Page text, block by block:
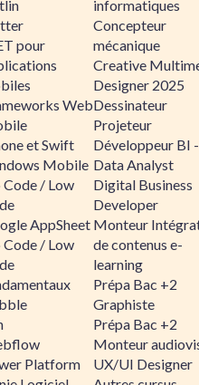
pour
Web
et Swift
Mobile
/ Low
AppSheet
/ Low
Platform
informatiques
Concepteur
mécanique
Creative
Designer 2025
Dessinateur
Projeteur
Développeur BI -
Data Analyst
Digital Business
Developer
Monteur
de contenus e-
learning
Prépa Bac +2
Graphiste
Prépa Bac +2
Monteur
UX/UI Designer